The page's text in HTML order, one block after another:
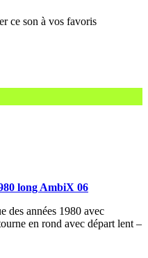
long AmbiX 06
des années 1980 avec
en rond avec départ lent –